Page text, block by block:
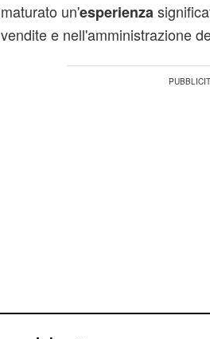
maturato un'esperienza
vendite e nell'amministrazione